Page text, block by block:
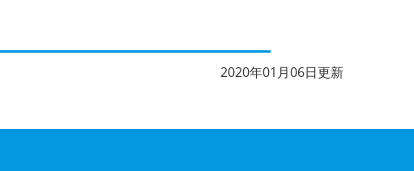
2020年01月06日更新